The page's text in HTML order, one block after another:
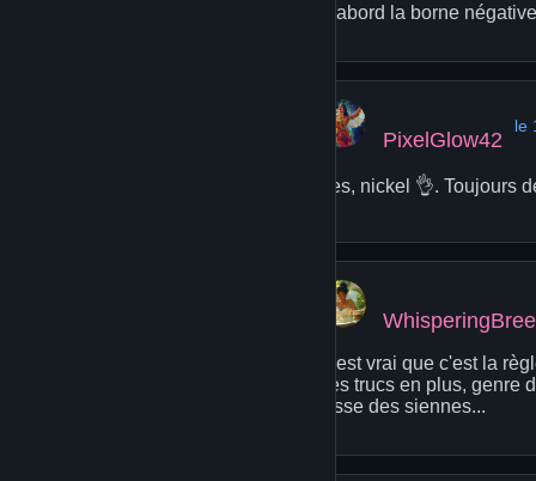
D'abord la borne
PixelGlow42
le
Yes, nickel 👌. Toujours
C'est vrai que c'est la
des trucs en plus,
fasse des siennes...